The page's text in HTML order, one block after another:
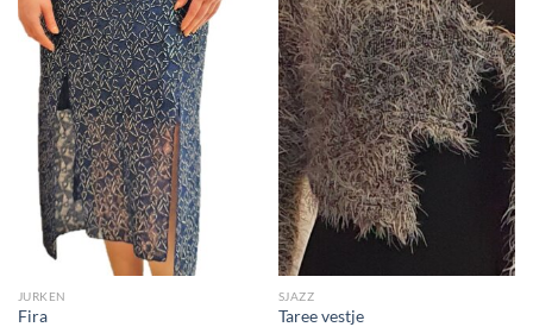
JURKEN
Fira
SJAZZ
Taree vestje